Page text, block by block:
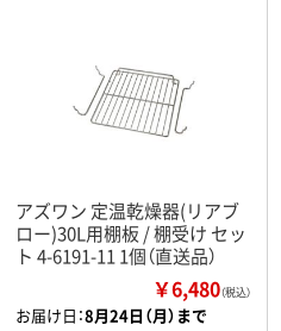
アズワン 定温乾燥器(リアブ
ロー)30L用棚板 / 棚受け セッ
ト 4-6191-11 1個（直送品）
￥6,480（税込）
お届け日：8月24日（月）まで